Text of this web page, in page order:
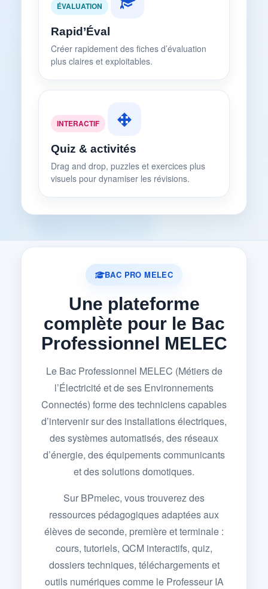
ÉVALUATION
Rapid’Éval
Créer rapidement des fiches d’évaluation
plus claires et exploitables.
INTERACTIF
Quiz & activités
Drag and drop, puzzles et exercices plus
visuels pour dynamiser les révisions.
BAC PRO MELEC
Une plateforme
complète pour le Bac
Professionnel MELEC
Le Bac Professionnel MELEC (Métiers de
l’Électricité et de ses Environnements
Connectés) forme des techniciens capables
d’intervenir sur des installations électriques,
des systèmes automatisés, des réseaux
d’énergie, des équipements communicants
et des solutions domotiques.
Sur BPmelec, vous trouverez des
ressources pédagogiques adaptées aux
élèves de seconde, première et terminale :
cours, tutoriels, QCM interactifs, quiz,
dossiers techniques, téléchargements et
outils numériques comme le Professeur IA